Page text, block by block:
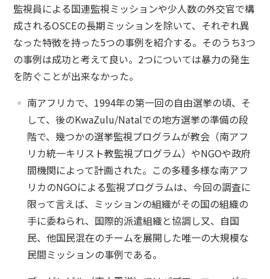
監視員による国連監視ミッションや少人数の外交官で構
成されるOSCEの長期ミッションを除いて、それぞれ異
なった特徴を持った5つの事例を紹介する。そのうち3つ
の事例は成功と考えて良い。2つについては暴力の発生
を防ぐことが出来なかった。
南アフリカで、1994年の第一回の自由選挙の頃、そ
して、後のKwaZulu/Natalでの地方選挙の準備の段
階で、幾つかの選挙監視プログラムが教会（南アフ
リカ統一キリスト教監視プログラム）やNGOや政府
間機関によって計画された。この多種多様な南アフ
リカのNGOによる監視プログラムは、今回の調査に
限って言えば、ミッションの組織がその国の組織の
手に委ねられ、国際的派遣組織と協調し又、自国
民、他国民混在のチームを展開した唯一の大規模な
民間ミッションの事例である。